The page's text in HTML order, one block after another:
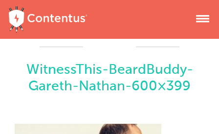
WitnessThis-BeardBuddy-
Gareth-Nathan-600×399